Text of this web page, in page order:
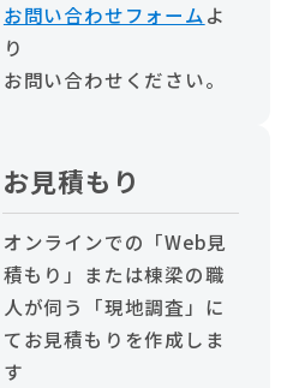
お問い合わせフォーム よ
り
お問い合わせください。
お見積もり
オンラインでの「Web見
積もり」または棟梁の職
人が伺う「現地調査」に
てお見積もりを作成しま
す